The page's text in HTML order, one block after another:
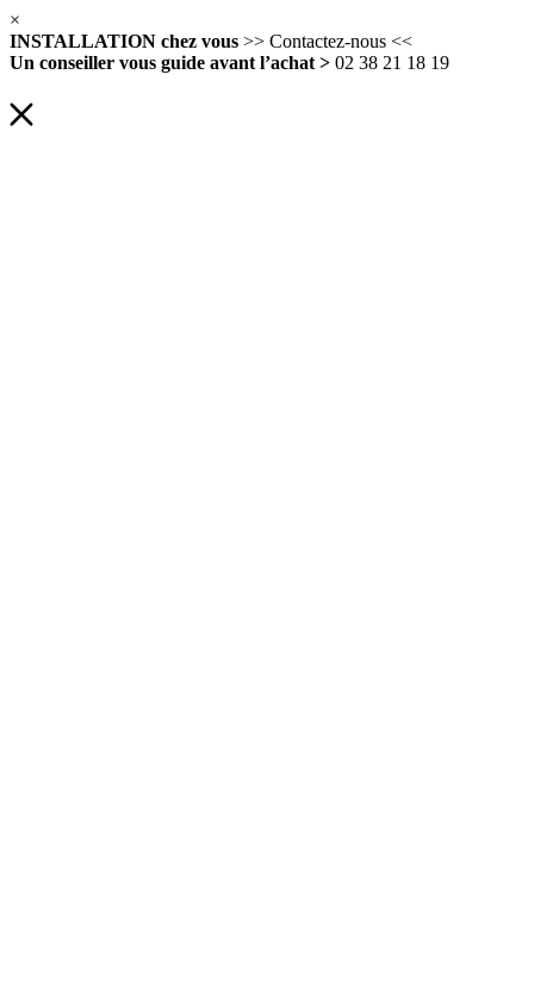
×
INSTALLATION chez vous >> Contactez-nous <<
Un conseiller vous guide avant l’achat > 02 38 21 18 19